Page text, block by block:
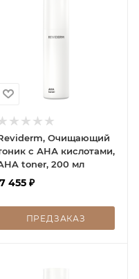
Очищающий
с АНА кислотами,
toner, 200 мл
7 455₽
ПРЕДЗАКАЗ